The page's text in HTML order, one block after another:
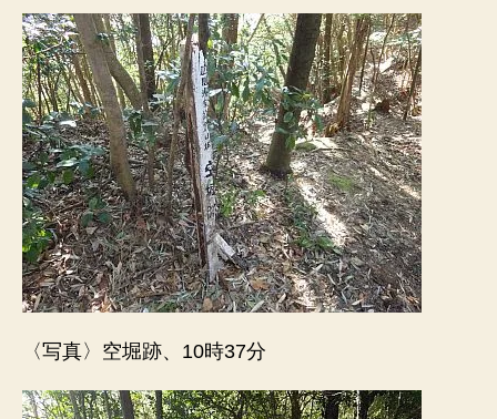
〈写真〉空堀跡、10時37分